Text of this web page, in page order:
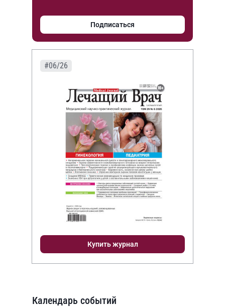
Подписаться
#06/26
Купить журнал
Календарь событий